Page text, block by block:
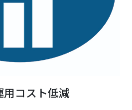
コスト低減